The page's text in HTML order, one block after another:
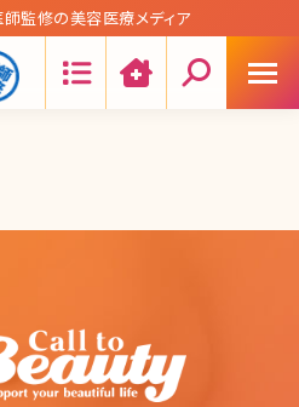
監修の美容医療メディア